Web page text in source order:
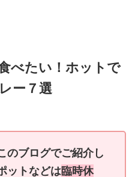
べたい！ホットで
ー７選
のブログでご紹介し
ットなどは臨時休